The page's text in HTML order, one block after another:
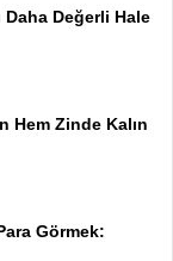
Daha Değerli Hale
Hem Zinde Kalın
Görmek: